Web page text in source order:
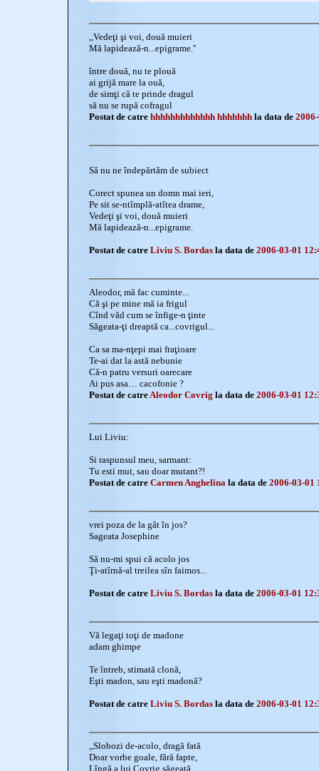
,,Vedeţi şi voi, două muieri
Mă lapidează-n...epigrame.''
între două, nu te plouă
ai grijă mare la ouă,
de simţi că te prinde dragul
să nu se rupă cofragul
Postat de catre hhhhhhhhhhhhh hhhhhhh la data de
Să nu ne îndepărtăm de subiect
Corect spunea un domn mai ieri,
Pe sit se-ntîmplă-atîtea drame,
Vedeţi şi voi, două muieri
Mă lapidează-n...epigrame.
Postat de catre Liviu S. Bordas la data de 2006-03-01
Aleodor, mă fac cuminte...
Că şi pe mine mă ia frigul
Cînd văd cum se înfige-n ţinte
Săgeata-ţi dreaptă ca...covrigul...
Ca sa ma-nţepi mai fraţioare
Te-ai dat la astă nebunie
Că-n patru versuri oarecare
Ai pus asa… cacofonie ?
Postat de catreAleodor Covrig la data de 2006-03-01
Lui Liviu:
Si raspunsul meu, sarmant:
Tu esti mut, sau doar mutant?!
Postat de catre Carmen Anghelina la data de 2006-03-01
vrei poza de la gât în jos?
Sageata Josephine
Să nu-mi spui că acolo jos
Ţi-atîrnă-al treilea sîn faimos...
Postat de catre Liviu S. Bordas la data de 2006-03-01
Vă legaţi toţi de madone
adam ghimpe
Te întreb, stimată clonă,
Eşti madon, sau eşti madonă?
Postat de catre Liviu S. Bordas la data de 2006-03-01
,,Slobozi de-acolo, dragă fată
Doar vorbe goale, fără fapte,
Lîngă a lui Covrig săgeată,